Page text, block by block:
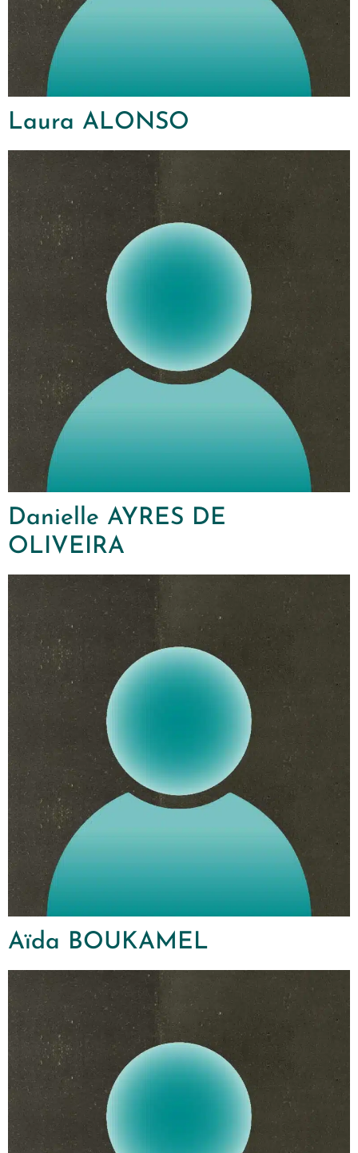
Laura ALONSO
Danielle AYRES DE
OLIVEIRA
Aïda BOUKAMEL